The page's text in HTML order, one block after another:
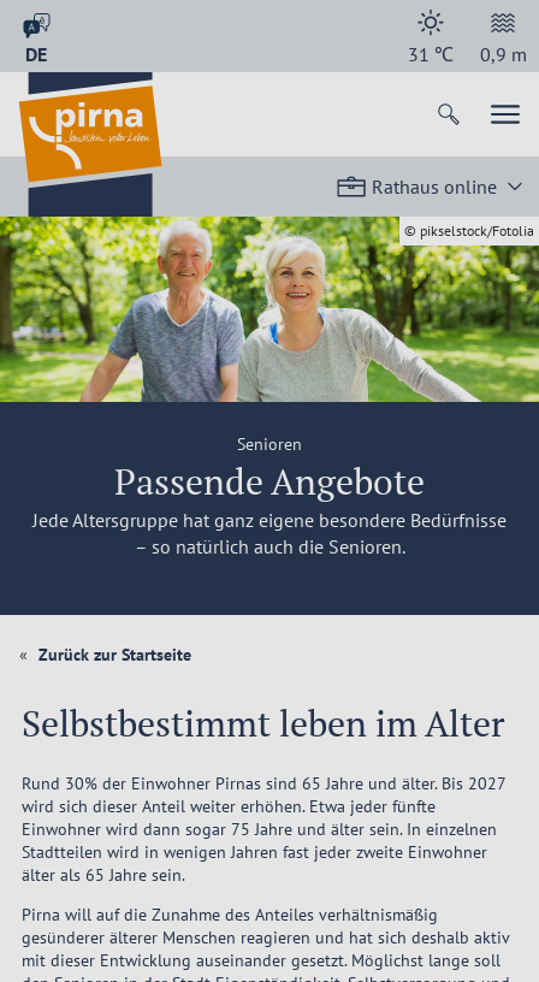
DE 31 ℃ 0,9 m
Rathaus online
Senioren
Passende Angebote
Jede Altersgruppe hat ganz eigene besondere Bedürfnisse
– so natürlich auch die Senioren.
© pikselstock/Fotolia
Zurück zur Startseite
Selbstbestimmt leben im Alter
Rund 30% der Einwohner Pirnas sind 65 Jahre und älter. Bis 2027
wird sich dieser Anteil weiter erhöhen. Etwa jeder fünfte
Einwohner wird dann sogar 75 Jahre und älter sein. In einzelnen
Stadtteilen wird in wenigen Jahren fast jeder zweite Einwohner
älter als 65 Jahre sein.
Pirna will auf die Zunahme des Anteiles verhältnismäßig
gesünderer älterer Menschen reagieren und hat sich deshalb aktiv
mit dieser Entwicklung auseinander gesetzt. Möglichst lange soll